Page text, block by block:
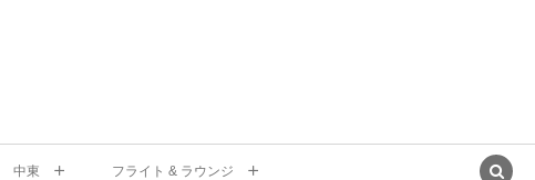
中東 フライト & ラウンジ